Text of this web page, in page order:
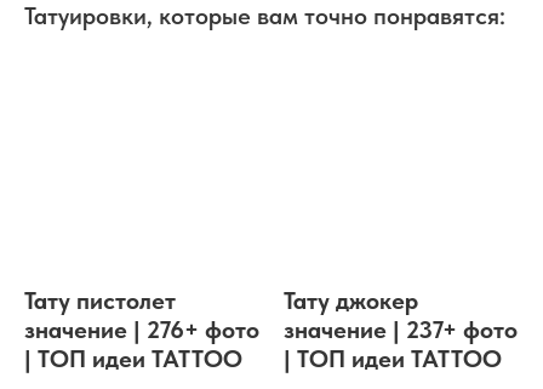
Татуировки, которые вам точно понравятся:
Тату пистолет
значение | 276+ фото
| ТОП идеи TATTOO
Тату джокер
значение | 237+ фото
| ТОП идеи TATTOO